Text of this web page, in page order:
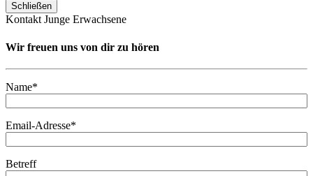
Schließen
Kontakt Junge Erwachsene
Wir freuen uns von dir zu hören
Name*
Email-Adresse*
Betreff